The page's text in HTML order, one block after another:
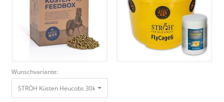
Wunschvariante:
STRÖH Küsten Heucobs 30kg Feedbox Ein strukturreicher